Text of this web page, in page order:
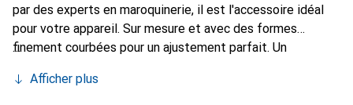
par des experts en maroquinerie, il est l'accessoire idéal
pour votre appareil. Sur mesure et avec des formes
finement courbées pour un ajustement parfait. Un
marque Noreve est reconnue internationalement pour ses
Afficher plus